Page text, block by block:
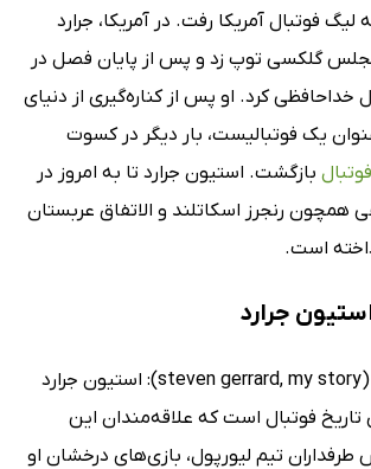
فوتبال آمریکا رفت. در آمریکا، جرارد
گلکسی توپ زد و پس از پایان فصل در
فوتبال خداحافظی کرد. او پس از کناره‌گیری از دنیای
یک فوتبالیست، بار دیگر در کسوت
فوتبال بازگشت. استیون جرارد تا به امروز در
همچون رنجرز اسکاتلند و الاتفاق عربستان
است.
جرارد
(steven gerrard, my story): استیون جرارد
تاریخ فوتبال است که علاقه‌مندان این
تیم لیورپول، بازی‌های درخشان او